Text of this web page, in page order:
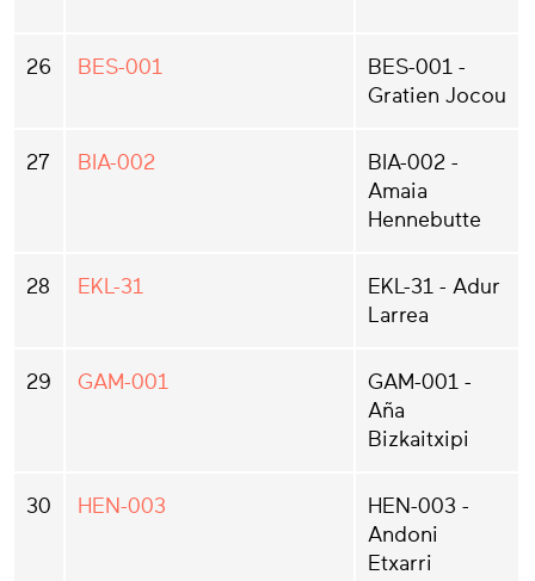
26 BES-001
BES-001 -
Gratien Jocou
27 BIA-002
BIA-002 -
Amaia
Hennebutte
28 EKL-31
EKL-31 - Adur
Larrea
29 GAM-001
GAM-001 -
Aña
Bizkaitxipi
30 HEN-003
HEN-003 -
Andoni
Etxarri